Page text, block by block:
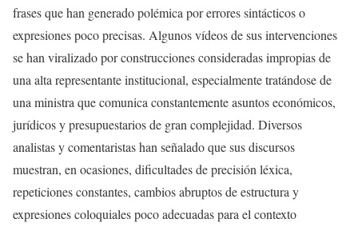
frases que han generado polémica por errores sintácticos o
expresiones poco precisas. Algunos vídeos de sus intervenciones
se han viralizado por construcciones consideradas impropias de
una alta representante institucional, especialmente tratándose de
una ministra que comunica constantemente asuntos económicos,
jurídicos y presupuestarios de gran complejidad. Diversos
analistas y comentaristas han señalado que sus discursos
muestran, en ocasiones, dificultades de precisión léxica,
repeticiones constantes, cambios abruptos de estructura y
expresiones coloquiales poco adecuadas para el contexto